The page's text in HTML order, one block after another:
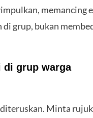
memancing
grup, bukan
di grup warga
Minta